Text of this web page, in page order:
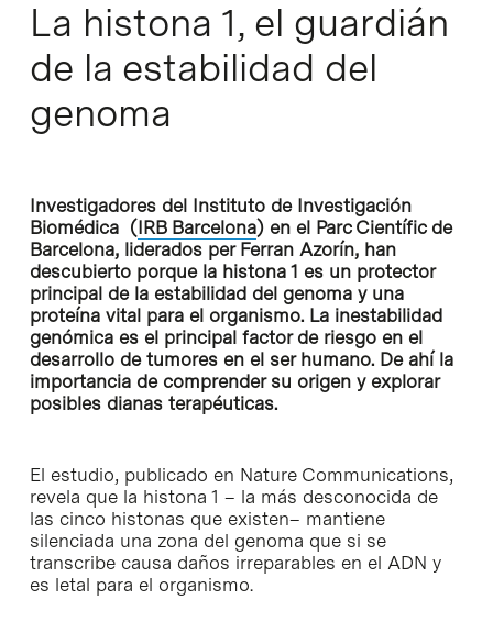
La histona 1, el guardián
de la estabilidad del
genoma
Investigadores del Instituto de Investigación
Biomédica (IRB Barcelona) en el Parc Científic de
Barcelona, liderados per Ferran Azorín, han
descubierto porque la histona 1 es un protector
principal de la estabilidad del genoma y una
proteína vital para el organismo. La inestabilidad
genómica es el principal factor de riesgo en el
desarrollo de tumores en el ser humano. De ahí la
importancia de comprender su origen y explorar
posibles dianas terapéuticas.
El estudio, publicado en Nature Communications,
revela que la histona 1 – la más desconocida de
las cinco histonas que existen– mantiene
silenciada una zona del genoma que si se
transcribe causa daños irreparables en el ADN y
es letal para el organismo.